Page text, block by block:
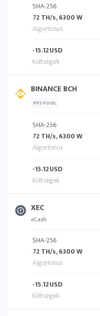
SHA-256
72 TH/s, 6300 W
-15.12USD
BINANCE BCH
PPS POOL
SHA-256
72 TH/s, 6300 W
-15.12USD
XEC
eCash
SHA-256
72 TH/s, 6300 W
-15.12USD